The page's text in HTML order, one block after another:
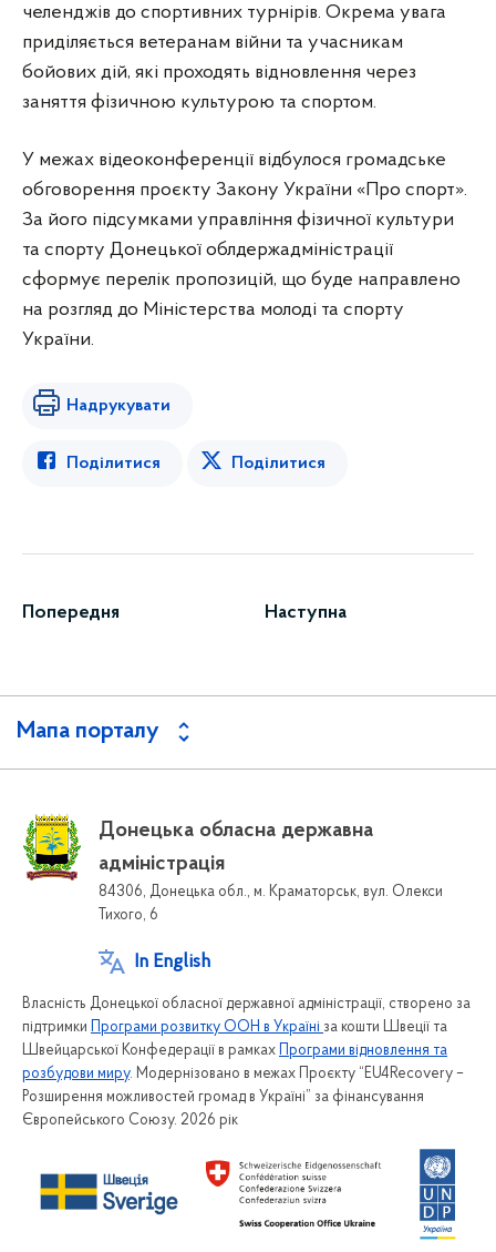
челенджів до спортивних турнірів. Окрема увага
приділяється ветеранам війни та учасникам
бойових дій, які проходять відновлення через
заняття фізичною культурою та спортом.
У межах відеоконференції відбулося громадське
обговорення проєкту Закону України «Про спорт».
За його підсумками управління фізичної культури
та спорту Донецької облдержадміністрації
сформує перелік пропозицій, що буде направлено
на розгляд до Міністерства молоді та спорту
України.
Надрукувати
Поділитися Поділитися
Попередня Наступна
Мапа порталу
Донецька обласна державна
адміністрація
84306, Донецька обл., м. Краматорськ, вул. Олекси
Тихого, 6
In English
Власність Донецької обласної державної адміністрації, створено за
підтримки
Програми розвитку ООН в Україні за кошти Швеції та
Швейцарської Конфедерації в рамках
Програми відновлення та
розбудови миру. Модернізовано в межах Проєкту “EU4Recovery –
Розширення можливостей громад в Україні” за фінансування
Європейського Союзу. 2026 рік